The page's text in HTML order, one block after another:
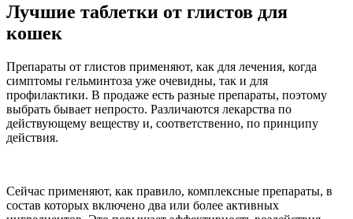
Лучшие таблетки от глистов для
кошек
Препараты от глистов применяют, как для лечения, когда
симптомы гельминтоза уже очевидны, так и для
профилактики. В продаже есть разные препараты, поэтому
выбрать бывает непросто. Различаются лекарства по
действующему веществу и, соответственно, по принципу
действия.
Сейчас применяют, как правило, комплексные препараты, в
состав которых включено два или более активных